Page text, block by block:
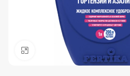
Нажмите, чтобы увеличить